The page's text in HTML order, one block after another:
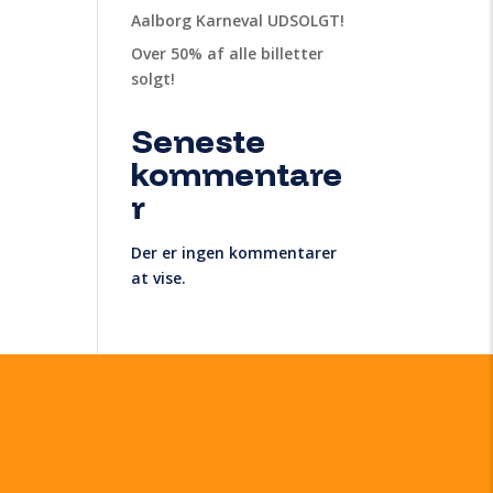
Aalborg Karneval UDSOLGT!
Over 50% af alle billetter
solgt!
Seneste
kommentare
r
Der er ingen kommentarer
at vise.